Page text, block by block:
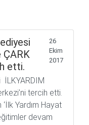
etti.
26
Ekim
2017
İLKYARDIM
tercih etti.
Yardım Hayat
devam